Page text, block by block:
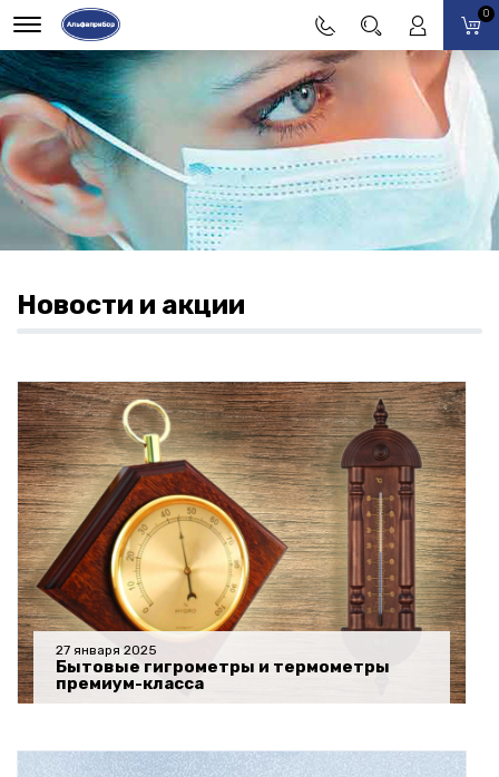
0
Новости и акции
27 января 2025
Бытовые гигрометры и термометры
премиум-класса